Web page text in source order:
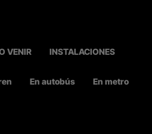
VENIR INSTALACIONES
En autobús En metro